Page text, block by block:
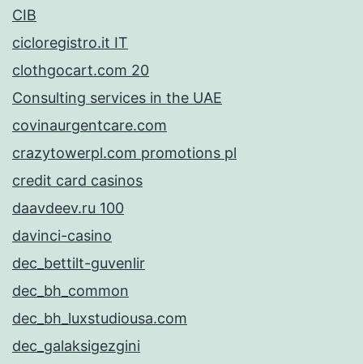
CIB
cicloregistro.it IT
clothgocart.com 20
Consulting services in the UAE
covinaurgentcare.com
crazytowerpl.com promotions pl
credit card casinos
daavdeev.ru 100
davinci-casino
dec_bettilt-guvenlir
dec_bh_common
dec_bh_luxstudiousa.com
dec_galaksigezgini